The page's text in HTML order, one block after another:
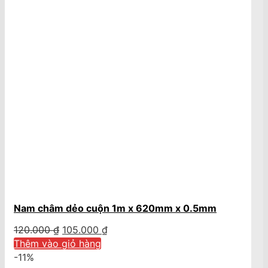
Nam châm dẻo cuộn 1m x 620mm x 0.5mm
120.000₫ Giá
gốc
là:
105.000 ₫Giá
Thêm vào giỏ hàng
-11%